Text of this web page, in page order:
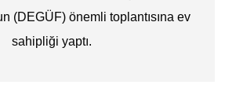
(DEGÜF) önemli toplantısına ev
sahipliği yaptı.